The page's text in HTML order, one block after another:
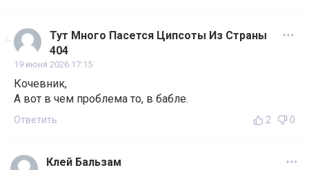
Тут Много Пасется Ципсоты Из Страны
404
19 июня 2026 17:15
Кочевник,
А вот в чем проблема то, в бабле.
Ответить 2 0
Клей Бальзам